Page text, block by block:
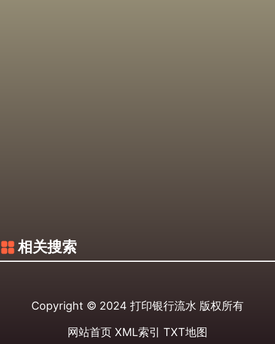
相关搜索
Copyright © 2024 打印银行流水 版权所有
网站首页 XML索引 TXT地图